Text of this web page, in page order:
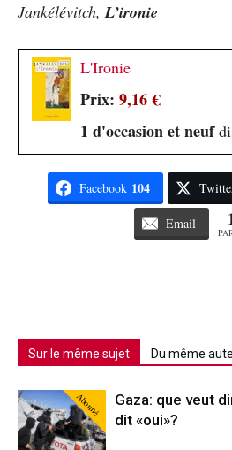
Jankélévitch,L’ironie
L'Ironie
Prix: 9,16 €
1 d'occasion et neuf
Facebook 104
Email
Sur le même sujet Du même
Abonné
Gaza: que veut
dit «oui»?